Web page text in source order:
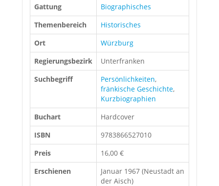
Gattung
Biographisches
Themenbereich
Historisches
Ort
Würzburg
Regierungsbezirk
Unterfranken
Suchbegriff
Persönlichkeiten,
fränkische Geschichte,
Kurzbiographien
Buchart
Hardcover
ISBN
9783866527010
Preis
16,00 €
Erschienen
Januar 1967 (Neustadt an
der Aisch)